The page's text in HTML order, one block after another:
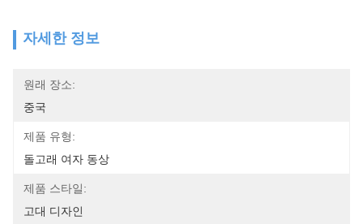
자세한 정보
원래 장소:
중국
제품 유형:
돌고래 여자 동상
제품 스타일:
고대 디자인